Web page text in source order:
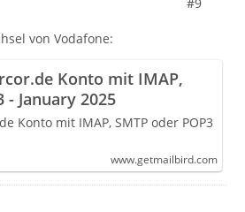
von Vodafone:
Konto mit IMAP,
- January 2025
Konto mit IMAP, SMTP oder POP3
www.getmailbird.com